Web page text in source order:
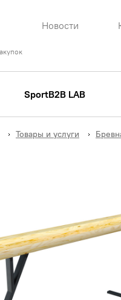
Новости
SportB2B LAB
Товары и услуги